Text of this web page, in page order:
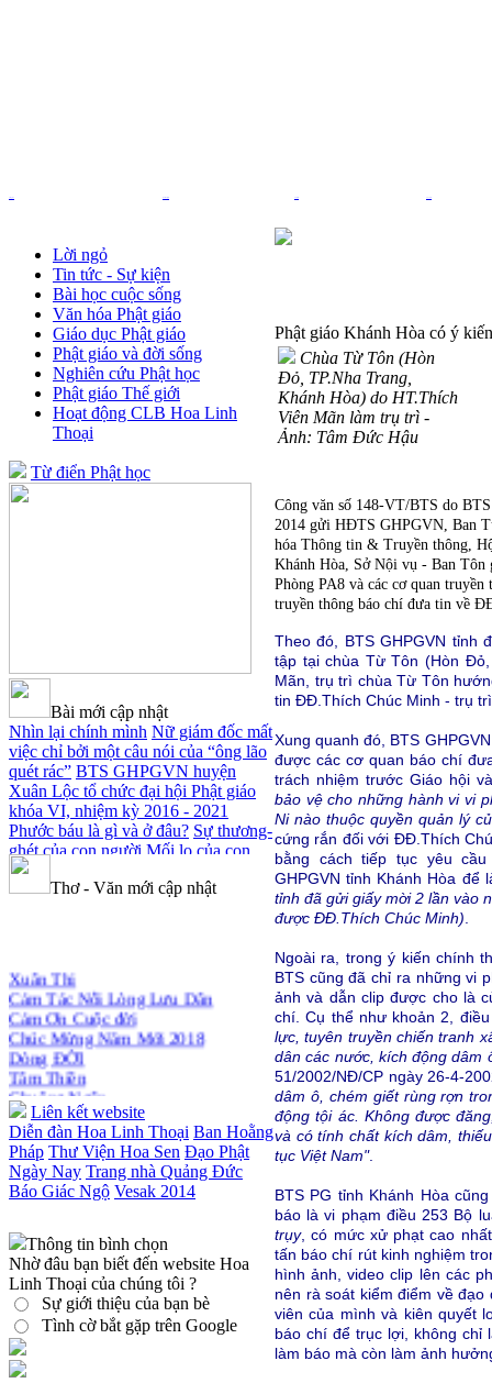
Lời ngỏ
Tin tức - Sự kiện
Bài học cuộc sống
Văn hóa Phật giáo
Giáo dục Phật giáo
Phật giáo và đời sống
Nghiên cứu Phật học
Phật giáo Thế giới
Hoạt động CLB Hoa Linh
Thoại
Từ điển Phật học
Bài mới cập nhật
Nhìn lại chính mình Nữ giám đốc mất
việc chỉ bởi một câu nói của “ông lão
quét rác” BTS GHPGVN huyện
Xuân Lộc tổ chức đại hội Phật giáo
khóa VI, nhiệm kỳ 2016 - 2021
Phước báu là gì và ở đâu? Sự thương-
ghét của con người Mối lo của con
người
pháp Nỗi lòng của các bệnh nhân
Thiền dành cho Người bận rộn
Thơ - Văn mới cập nhật
Xuân Thi
Cảm Tác Nỗi Lòng Lưu Dân
Cảm Ơn Cuộc đời
Chúc Mừng Năm Mới 2018
Dòng ĐỜI
Tâm Thiền
Chuông Ngân
Kính mừng Phật Đản
Anh không chết đâu em
Kiếp này
Liên kết website
Diễn đàn Hoa Linh Thoại Ban Hoằng
Pháp Thư Viện Hoa Sen Đạo Phật
Ngày Nay Trang nhà Quảng Đức
Báo Giác Ngộ Vesak 2014
Thông tin bình chọn
Nhờ đâu bạn biết đến website Hoa
Linh Thoại của chúng tôi ?
Sự giới thiệu của bạn bè
Tình cờ bắt gặp trên Google
Phật giáo Khánh Hòa có ý
Chùa Từ Tôn (Hòn
Đỏ, TP.Nha Trang,
Khánh Hòa) do HT.Thích
Viên Mãn làm trụ trì -
Ảnh: Tâm Đức Hậu
Công văn số 148-VT/BTS do
2014 gửi HĐTS GHPGVN, Ban
hóa Thông tin & Truyền thông,
Khánh Hòa, Sở Nội vụ - Ban Tôn
Phòng PA8 và các cơ quan
truyền thông báo chí đưa tin về
Theo đó, BTS GHPGVN tỉnh
tập tại chùa Từ Tôn (Hòn Đỏ,
Mãn, trụ trì chùa Từ Tôn
tin ĐĐ.Thích Chúc Minh - trụ
Xung quanh đó, BTS
được các cơ quan báo chí
trách nhiệm trước Giáo hội
bảo vệ cho những hành vi vi
Ni nào thuộc quyền quản lý
cứng rắn đối với ĐĐ.Thích
bằng cách tiếp tục yêu
GHPGVN tỉnh Khánh Hòa
tỉnh đã gửi giấy mời 2 lần vào
được ĐĐ.Thích Chúc Minh)
Ngoài ra, trong ý kiến chính
BTS cũng đã chỉ ra những vi
ảnh và dẫn clip được cho là
chí. Cụ thể như khoản 2,
lực, tuyên truyền chiến tranh
dân các nước, kích động dâm
51/2002/NĐ/CP ngày 26-4-
dâm ô, chém giết rùng rợn
động tội ác. Không được
và có tính chất kích dâm,
tục Việt Nam".
BTS PG tỉnh Khánh Hòa
báo là vi phạm điều 253 Bộ
trụy, có mức xử phạt cao
tấn báo chí rút kinh nghiệm
hình ảnh, video clip lên các
nên rà soát kiểm điểm về
viên của mình và kiên quyết
báo chí để trục lợi, không chỉ
làm báo mà còn làm ảnh